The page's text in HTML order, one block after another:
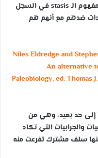
وذكروا صراحة في كتبهم ودراساتهم مفهوم الـ stasis في السجل
ضدهم مع أنهم هم
Niles Eldredge and
An alternative
Paleobiology, ed. Thomas
إلى حد بعيد، وهي من
والجرابيات التي تكاد
سلف مشترك تفرعت منه